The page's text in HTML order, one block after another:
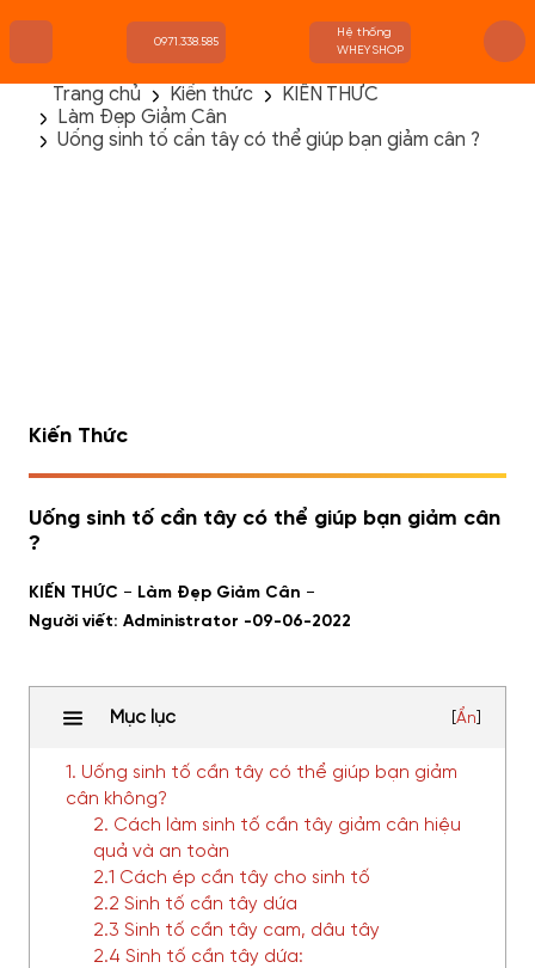
TRANG CHỦ
FLASH SALE
0971.338.585
Hệ thống
WHEYSHOP
Trang chủ Kiến thức
KIẾN THỨC
Làm Đẹp Giảm Cân
Uống sinh tố cần tây có thể giúp bạn giảm cân ?
Kiến Thức
Uống sinh tố cần tây có thể giúp bạn giảm cân
?
KIẾN THỨC - Làm Đẹp Giảm Cân -
Người viết: Administrator -09-06-2022
Mục lục Ẩn
1. Uống sinh tố cần tây có thể giúp bạn giảm
cân không?
2. Cách làm sinh tố cần tây giảm cân hiệu
quả và an toàn
2.1 Cách ép cần tây cho sinh tố
2.2 Sinh tố cần tây dứa
2.3 Sinh tố cần tây cam, dâu tây
2.4 Sinh tố cần tây dứa: